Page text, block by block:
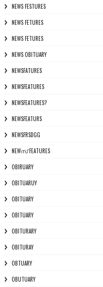
NEWS FESTURES
NEWS FETURES
NEWS FETURES
NEWS OBITUARY
NEWSFATURES
NEWSFEATURES
NEWSFEATURES?
NEWSFEATURS
NEWSFRSDGG
NEWസ് FEATURES
OBIRUARY
OBITUARUY
OBITUARY
OBITUARY
OBITURARY
OBITURAY
OBTUARY
OBUTUARY